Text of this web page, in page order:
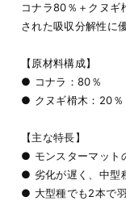
コナラ80％＋クヌギ
された吸収分解性に
【原材料構成】
● コナラ：80％
● クヌギ榾木：20％
【主な特長】
● モンスターマット
● 劣化が遅く、中型
● 大型種でも2本で